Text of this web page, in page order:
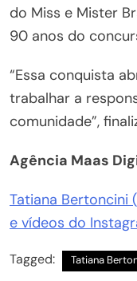
do Miss e Mister
90 anos do
“Essa conquista
trabalhar a
comunidade”,
Agência Maas
Tatiana Bertoncini
e vídeos do
Tagged: Tatiana